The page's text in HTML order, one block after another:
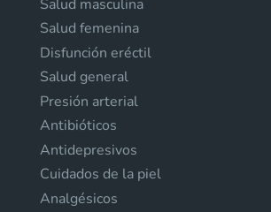
Salud masculina
Salud femenina
Disfunción eréctil
Salud general
Presión arterial
Antibióticos
Antidepresivos
Cuidados de la piel
Analgésicos